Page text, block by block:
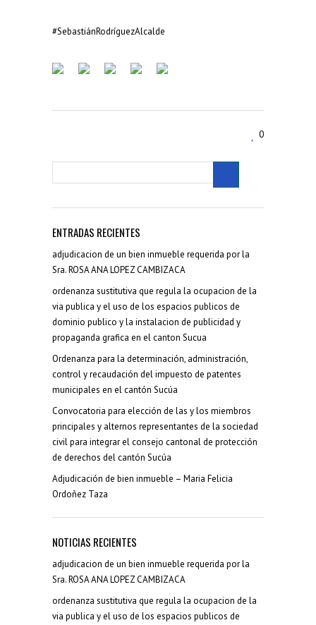
#SebastiánRodríguezAlcalde
0
ENTRADAS RECIENTES
adjudicacion de un bien inmueble requerida por la
Sra. ROSA ANA LOPEZ CAMBIZACA
ordenanza sustitutiva que regula la ocupacion de la
via publica y el uso de los espacios publicos de
dominio publico y la instalacion de publicidad y
propaganda grafica en el canton Sucua
Ordenanza para la determinación, administración,
control y recaudación del impuesto de patentes
municipales en el cantón Sucúa
Convocatoria para elección de las y los miembros
principales y alternos representantes de la sociedad
civil para integrar el consejo cantonal de protección
de derechos del cantón Sucúa
Adjudicación de bien inmueble – Maria Felicia
Ordoñez Taza
NOTICIAS RECIENTES
adjudicacion de un bien inmueble requerida por la
Sra. ROSA ANA LOPEZ CAMBIZACA
ordenanza sustitutiva que regula la ocupacion de la
via publica y el uso de los espacios publicos de